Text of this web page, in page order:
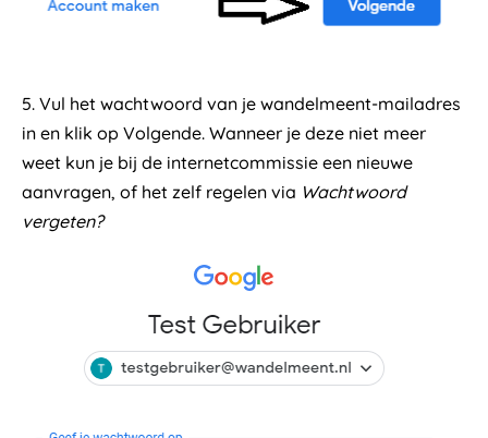
5. Vul het wachtwoord van je wandelmeent-mailadres
in en klik op Volgende. Wanneer je deze niet meer
weet kun je bij de internetcommissie een nieuwe
aanvragen, of het zelf regelen via Wachtwoord
vergeten?